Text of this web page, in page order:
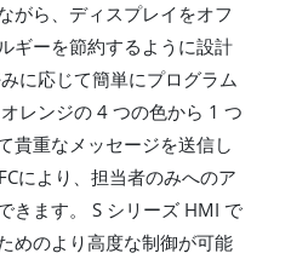
がら、ディスプレイをオフ
ギーを節約するように設計
に応じて簡単にプログラム
レンジの 4 つの色から 1 つ
貴重なメッセージを送信し
により、担当者のみへのア
きます。 S シリーズ HMI で
めのより高度な制御が可能